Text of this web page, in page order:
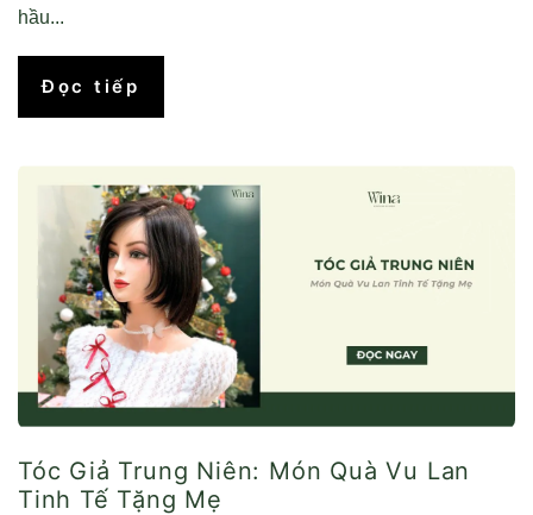
hầu...
Đọc tiếp
Tóc Giả Trung Niên: Món Quà Vu Lan
Tinh Tế Tặng Mẹ